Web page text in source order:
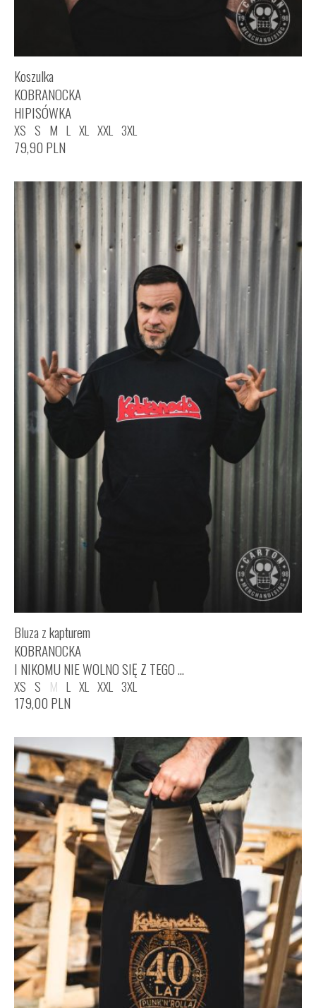
Koszulka
KOBRANOCKA
HIPISÓWKA
XS S M L XL XXL 3XL
79,90 PLN
Bluza z kapturem
KOBRANOCKA
I NIKOMU NIE WOLNO SIĘ Z TEGO ...
XS S M L XL XXL 3XL
179,00 PLN